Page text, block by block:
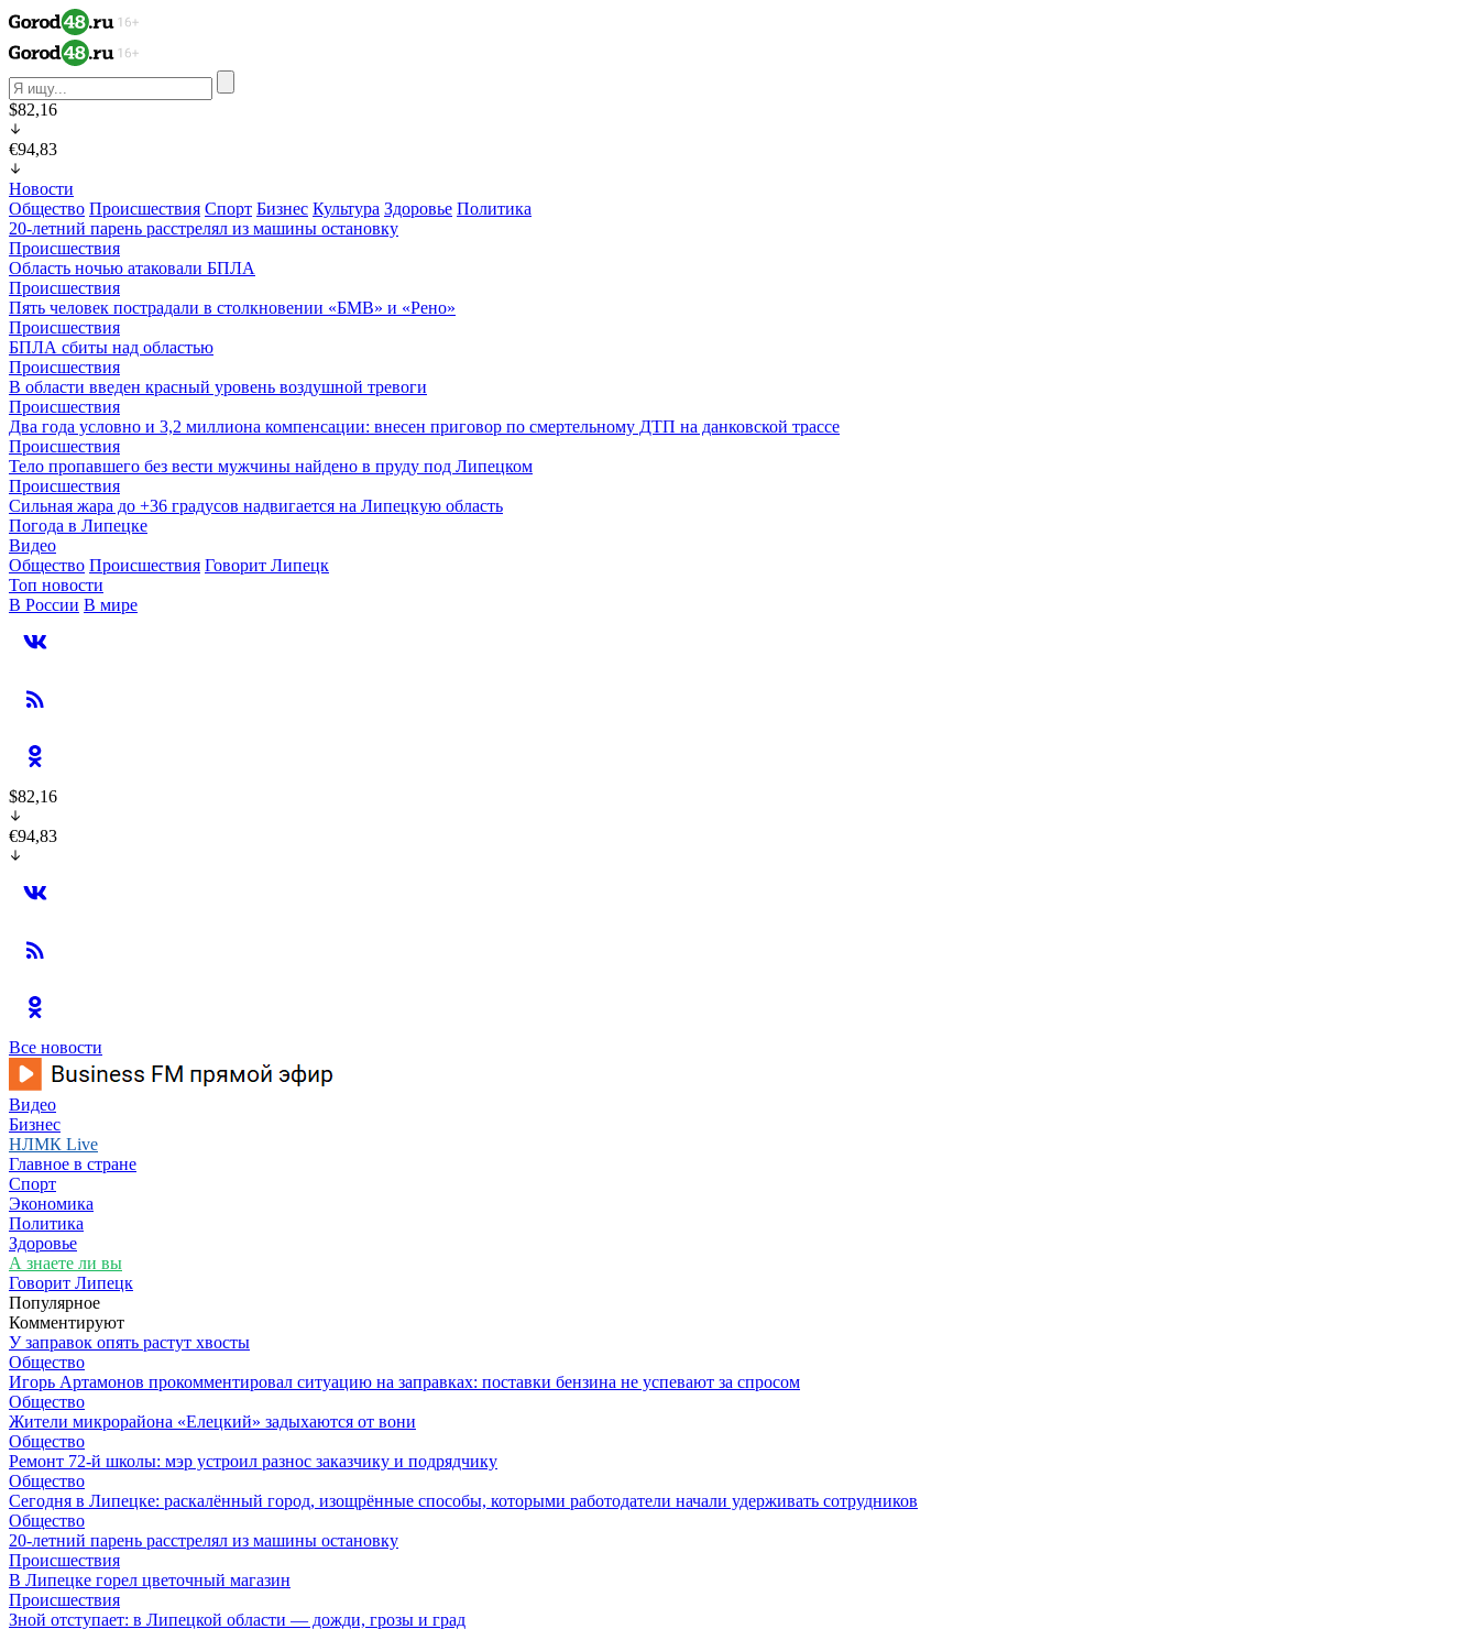
$82,16
€94,83
Новости
Общество Происшествия Спорт Бизнес Культура Здоровье Политика
20-летний парень расстрелял из машины остановку
Происшествия
Область ночью атаковали БПЛА
Происшествия
Пять человек пострадали в столкновении «БМВ» и «Рено»
Происшествия
БПЛА сбиты над областью
Происшествия
В области введен красный уровень воздушной тревоги
Происшествия
Два года условно и 3,2 миллиона компенсации: внесен приговор по смертельному ДТП на данковской трассе
Происшествия
Тело пропавшего без вести мужчины найдено в пруду под Липецком
Происшествия
Сильная жара до +36 градусов надвигается на Липецкую область
Погода в Липецке
Видео
Общество Происшествия Говорит Липецк
Топ новости
В России В мире
$82,16
€94,83
Все новости
Видео
Бизнес
НЛМК Live
Главное в стране
Спорт
Экономика
Политика
Здоровье
А знаете ли вы
Говорит Липецк
Популярное
Комментируют
У заправок опять растут хвосты
Общество
Игорь Артамонов прокомментировал ситуацию на заправках: поставки бензина не успевают за спросом
Общество
Жители микрорайона «Елецкий» задыхаются от вони
Общество
Ремонт 72‑й школы: мэр устроил разнос заказчику и подрядчику
Общество
Сегодня в Липецке: раскалённый город, изощрённые способы, которыми работодатели начали удерживать сотрудников
Общество
20-летний парень расстрелял из машины остановку
Происшествия
В Липецке горел цветочный магазин
Происшествия
Зной отступает: в Липецкой области — дожди, грозы и град